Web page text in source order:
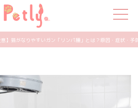
猫の特集
】猫がなりやすいガン「リンパ腫」とは？原因・症状・予